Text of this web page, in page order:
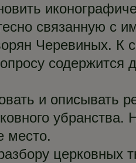
связанную с
Черевиных. К
содержится
и описывать
убранства.
место.
церковных